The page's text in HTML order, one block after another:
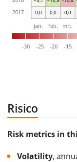
0,0 0,0 0,0
-30 -25 -20 -15
jan. feb. mrt.
2017
Risico
Risk metrics in
Volatility,